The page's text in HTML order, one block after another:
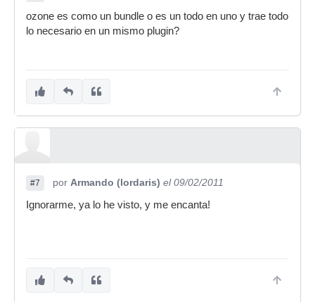
ozone es como un bundle o es un todo en uno y trae todo
lo necesario en un mismo plugin?
#7 por Armando (lordaris) el 09/02/2011
Ignorarme, ya lo he visto, y me encanta!